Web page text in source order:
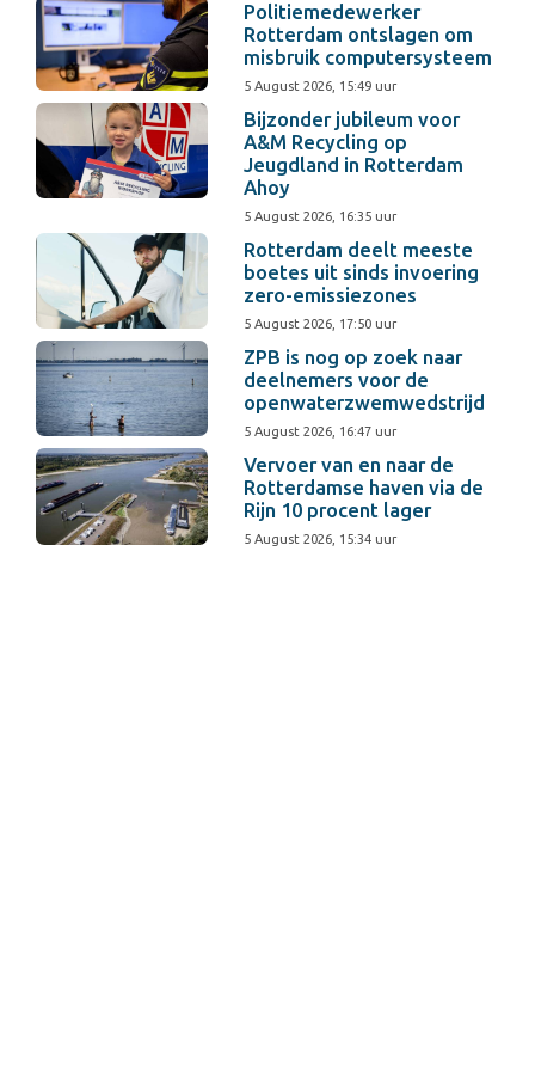
Politiemedewerker
Rotterdam ontslagen om
misbruik computersysteem
5 August 2026, 15:49 uur
Bijzonder jubileum voor
A&M Recycling op
Jeugdland in Rotterdam
Ahoy
5 August 2026, 16:35 uur
Rotterdam deelt meeste
boetes uit sinds invoering
zero-emissiezones
5 August 2026, 17:50 uur
ZPB is nog op zoek naar
deelnemers voor de
openwaterzwemwedstrijd
5 August 2026, 16:47 uur
Vervoer van en naar de
Rotterdamse haven via de
Rijn 10 procent lager
5 August 2026, 15:34 uur